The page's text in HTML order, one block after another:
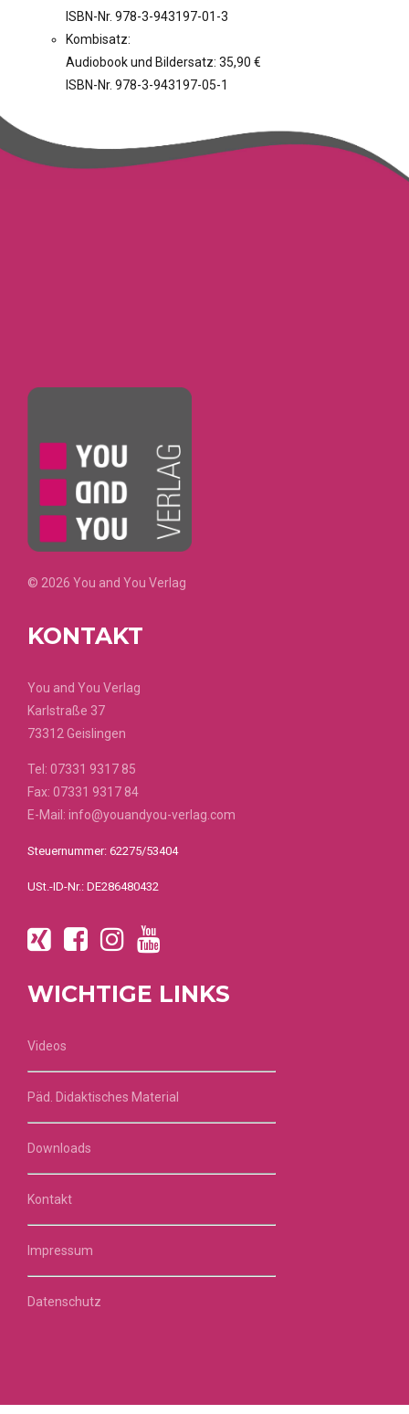
ISBN-Nr. 978-3-943197-01-3
Kombisatz:
Audiobook und Bildersatz: 35,90 €
ISBN-Nr. 978-3-943197-05-1
© 2026 You and You Verlag
KONTAKT
You and You Verlag
Karlstraße 37
73312 Geislingen
Tel: 07331 9317 85
Fax: 07331 9317 84
E-Mail: info@youandyou-verlag.com
Steuernummer: 62275/53404
USt.-ID-Nr.: DE286480432
WICHTIGE LINKS
Videos
Päd. Didaktisches Material
Downloads
Kontakt
Impressum
Datenschutz